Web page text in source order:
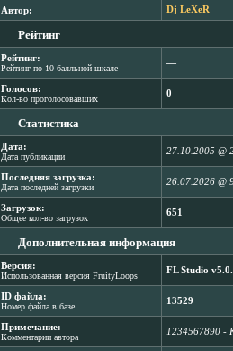
Автор: Dj LeXeR
Рейтинг
Рейтинг:
Рейтинг по 10-балльной шкале
―
Голосов:
Кол-во проголосовавших
0
Статистика
Дата:
Дата публикации
27.10.2005 @
Последняя загрузка:
Дата последней загрузки
26.07.2026 @
Загрузок:
Общее кол-во загрузок
651
Дополнительная информация
Версия:
Использованная версия FruityLoops
FL Studio
ID файла:
Номер файла в базе
13529
Примечание:
Комментарии автора
1234567890 -